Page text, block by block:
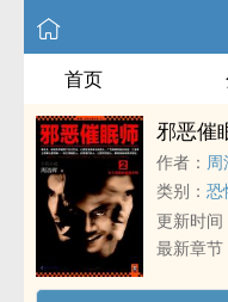
首页
邪恶催
作者： 周
类别： 恐
更新时间
最新章节